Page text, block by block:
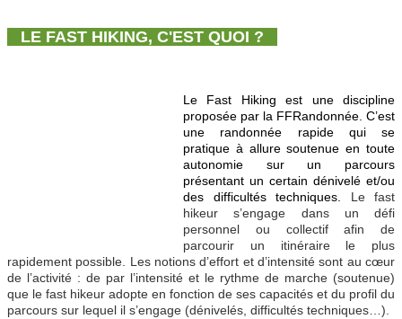
LE FAST HIKING, C'EST QUOI ?
Le Fast Hiking est une discipline
proposée par la FFRandonnée. C’est
une randonnée rapide qui se
pratique à allure soutenue en toute
autonomie sur un parcours
présentant un certain dénivelé et/ou
des difficultés techniques. Le fast
hikeur s’engage dans un défi
personnel ou collectif afin de
parcourir un itinéraire le plus
rapidement possible. Les notions d’effort et d’intensité sont au cœur
de l’activité : de par l’intensité et le rythme de marche (soutenue)
que le fast hikeur adopte en fonction de ses capacités et du profil du
parcours sur lequel il s’engage (dénivelés, difficultés techniques…).